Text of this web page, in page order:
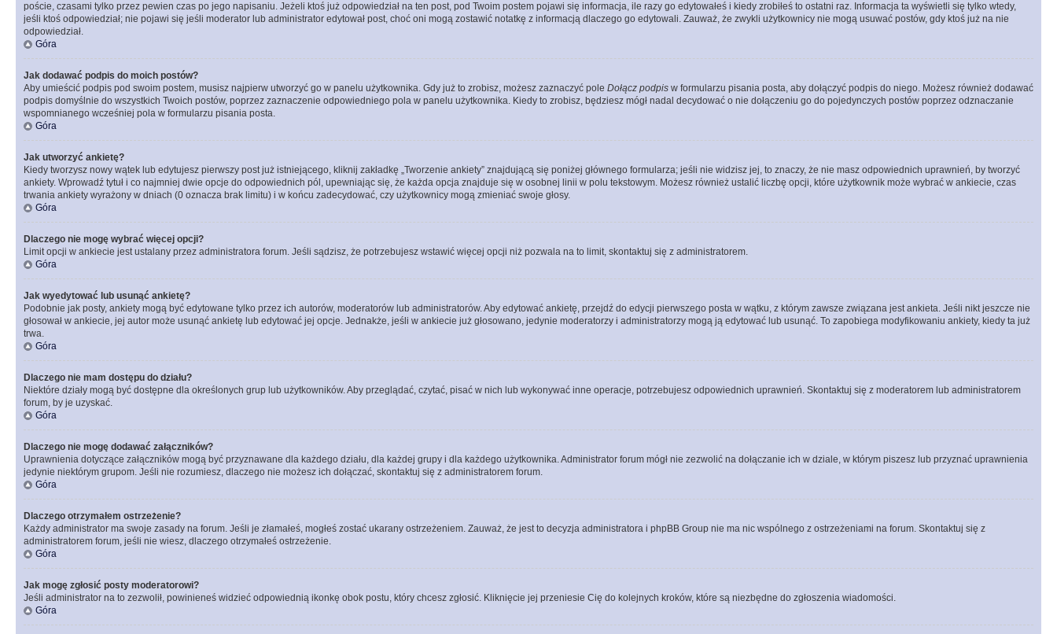
poście, czasami tylko przez pewien czas po jego napisaniu. Jeżeli ktoś już odpowiedział na ten post, pod Twoim postem pojawi się informacja, ile razy go edytowałeś i kiedy zrobiłeś to ostatni raz. Informacja ta wyświetli się tylko wtedy,
jeśli ktoś odpowiedział; nie pojawi się jeśli moderator lub administrator edytował post, choć oni mogą zostawić notatkę z informacją dlaczego go edytowali. Zauważ, że zwykli użytkownicy nie mogą usuwać postów, gdy ktoś już na nie
odpowiedział.
Góra
Jak dodawać podpis do moich postów?
Aby umieścić podpis pod swoim postem, musisz najpierw utworzyć go w panelu użytkownika. Gdy już to zrobisz, możesz zaznaczyć pole Dołącz podpis w formularzu pisania posta, aby dołączyć podpis do niego. Możesz również dodawać
podpis domyślnie do wszystkich Twoich postów, poprzez zaznaczenie odpowiedniego pola w panelu użytkownika. Kiedy to zrobisz, będziesz mógł nadal decydować o nie dołączeniu go do pojedynczych postów poprzez odznaczanie
wspomnianego wcześniej pola w formularzu pisania posta.
Góra
Jak utworzyć ankietę?
Kiedy tworzysz nowy wątek lub edytujesz pierwszy post już istniejącego, kliknij zakładkę „Tworzenie ankiety” znajdującą się poniżej głównego formularza; jeśli nie widzisz jej, to znaczy, że nie masz odpowiednich uprawnień, by tworzyć
ankiety. Wprowadź tytuł i co najmniej dwie opcje do odpowiednich pól, upewniając się, że każda opcja znajduje się w osobnej linii w polu tekstowym. Możesz również ustalić liczbę opcji, które użytkownik może wybrać w ankiecie, czas
trwania ankiety wyrażony w dniach (0 oznacza brak limitu) i w końcu zadecydować, czy użytkownicy mogą zmieniać swoje głosy.
Góra
Dlaczego nie mogę wybrać więcej opcji?
Limit opcji w ankiecie jest ustalany przez administratora forum. Jeśli sądzisz, że potrzebujesz wstawić więcej opcji niż pozwala na to limit, skontaktuj się z administratorem.
Góra
Jak wyedytować lub usunąć ankietę?
Podobnie jak posty, ankiety mogą być edytowane tylko przez ich autorów, moderatorów lub administratorów. Aby edytować ankietę, przejdź do edycji pierwszego posta w wątku, z którym zawsze związana jest ankieta. Jeśli nikt jeszcze nie
głosował w ankiecie, jej autor może usunąć ankietę lub edytować jej opcje. Jednakże, jeśli w ankiecie już głosowano, jedynie moderatorzy i administratorzy mogą ją edytować lub usunąć. To zapobiega modyfikowaniu ankiety, kiedy ta już
trwa.
Góra
Dlaczego nie mam dostępu do działu?
Niektóre działy mogą być dostępne dla określonych grup lub użytkowników. Aby przeglądać, czytać, pisać w nich lub wykonywać inne operacje, potrzebujesz odpowiednich uprawnień. Skontaktuj się z moderatorem lub administratorem
forum, by je uzyskać.
Góra
Dlaczego nie mogę dodawać załączników?
Uprawnienia dotyczące załączników mogą być przyznawane dla każdego działu, dla każdej grupy i dla każdego użytkownika. Administrator forum mógł nie zezwolić na dołączanie ich w dziale, w którym piszesz lub przyznać uprawnienia
jedynie niektórym grupom. Jeśli nie rozumiesz, dlaczego nie możesz ich dołączać, skontaktuj się z administratorem forum.
Góra
Dlaczego otrzymałem ostrzeżenie?
Każdy administrator ma swoje zasady na forum. Jeśli je złamałeś, mogłeś zostać ukarany ostrzeżeniem. Zauważ, że jest to decyzja administratora i phpBB Group nie ma nic wspólnego z ostrzeżeniami na forum. Skontaktuj się z
administratorem forum, jeśli nie wiesz, dlaczego otrzymałeś ostrzeżenie.
Góra
Jak mogę zgłosić posty moderatorowi?
Jeśli administrator na to zezwolił, powinieneś widzieć odpowiednią ikonkę obok postu, który chcesz zgłosić. Kliknięcie jej przeniesie Cię do kolejnych kroków, które są niezbędne do zgłoszenia wiadomości.
Góra